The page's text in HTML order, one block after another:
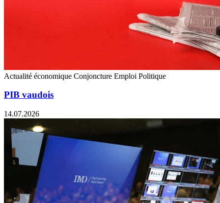
Actualité économique Conjoncture Emploi Politique
PIB vaudois
14.07.2026